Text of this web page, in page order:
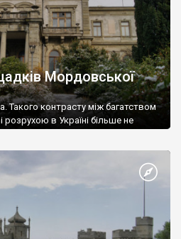
Мордовської
Такого контрасту між багатством
розрухою в Україні більше не